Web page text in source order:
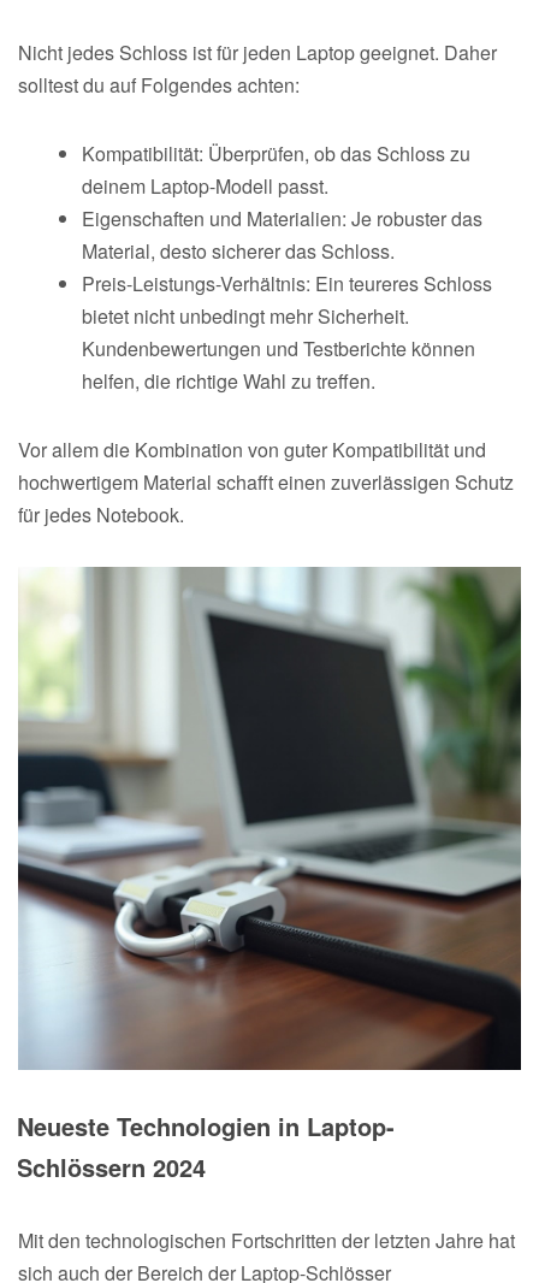
Nicht jedes Schloss ist für jeden Laptop geeignet. Daher
solltest du auf Folgendes achten:
Kompatibilität: Überprüfen, ob das Schloss zu
deinem Laptop-Modell passt.
Eigenschaften und Materialien: Je robuster das
Material, desto sicherer das Schloss.
Preis-Leistungs-Verhältnis: Ein teureres Schloss
bietet nicht unbedingt mehr Sicherheit.
Kundenbewertungen und Testberichte können
helfen, die richtige Wahl zu treffen.
Vor allem die Kombination von guter Kompatibilität und
hochwertigem Material schafft einen zuverlässigen Schutz
für jedes Notebook.
Neueste Technologien in Laptop-
Schlössern 2024
Mit den technologischen Fortschritten der letzten Jahre hat
sich auch der Bereich der Laptop-Schlösser